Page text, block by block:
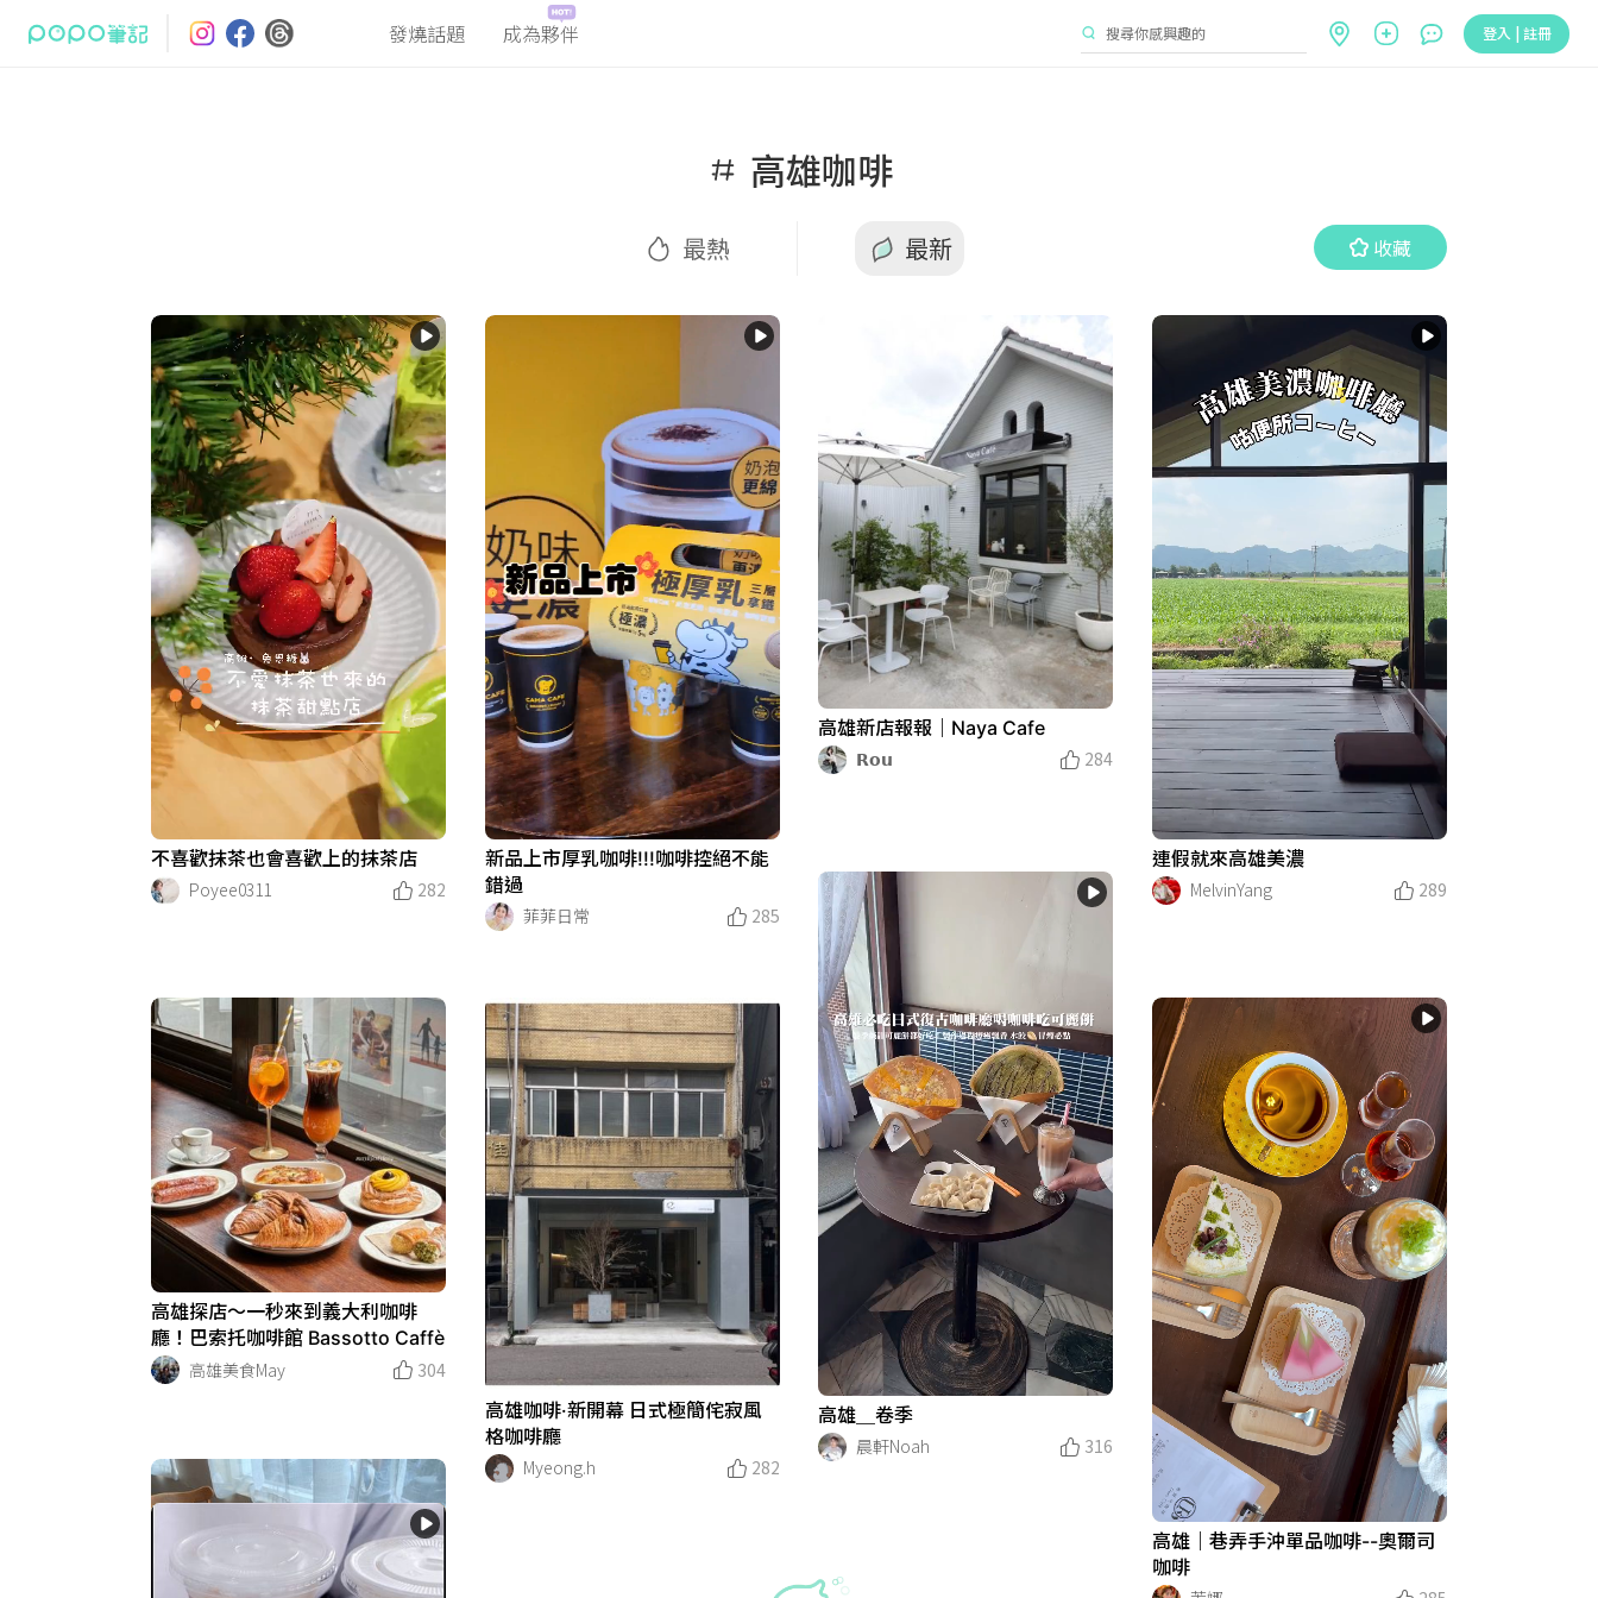
發燒話題 成為夥伴 登入 | 註冊
高雄咖啡
最熱 最新 收藏
最熱 收藏
不喜歡抹茶也會喜歡上的抹茶店
Poyee0311
282
新品上市厚乳咖啡!!!咖啡控絕不能
錯過
菲菲日常
285
高雄新店報報｜Naya Cafe
𝗥𝗼𝘂
284
連假就來高雄美濃
MelvinYang
289
高雄＿卷季
晨軒Noah
316
高雄探店～一秒來到義大利咖啡
廳！巴索托咖啡館 Bassotto Caffè
高雄美食May
304
高雄咖啡·新開幕 日式極簡侘寂風
格咖啡廳
Myeong.h
282
高雄｜巷弄手沖單品咖啡--奧爾司
咖啡